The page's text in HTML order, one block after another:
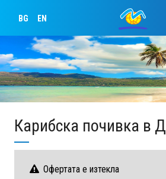
BG EN
Карибска почивка в
Офертата е изтекла